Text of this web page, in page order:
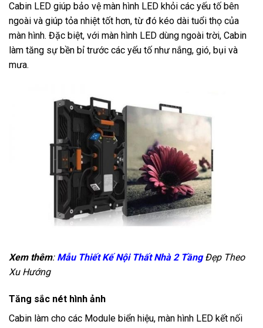
Cabin LED giúp bảo vệ màn hình LED khỏi các yếu tố bên
ngoài và giúp tỏa nhiệt tốt hơn, từ đó kéo dài tuổi thọ của
màn hình. Đặc biệt, với màn hình LED dùng ngoài trời, Cabin
làm tăng sự bền bỉ trước các yếu tố như nắng, gió, bụi và
mưa.
Xem thêm: Mẫu Thiết Kế Nội Thất Nhà 2 TầngĐẹp Theo
Xu Hướng
Tăng sắc nét hình ảnh
Cabin làm cho các Module biển hiệu, màn hình LED kết nối